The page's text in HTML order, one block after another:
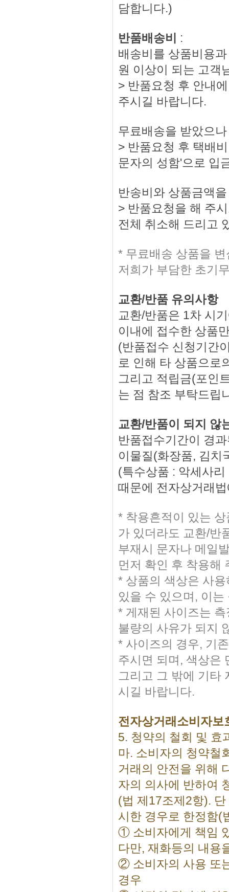
담합니다.)
반품배송비
:
배송비를 상품비용
원 이상이 되는 고객
> 반품요청 후 안내
주시길 바랍니다.
무료배송을 받았으
> 반품요청 후 택배
문자의 성함'으로 입
반송비와 상품금액
> 반품요청을 해 주
전체 취소해 드리고
* 무료배송 상품을
저희가 부담한 초기
교환/반품 유의사항
교환/반품은 1차 시
이내에 접수한 상품
(반품접수 신청기간
로 인해 타 상품으로
그리고 적립금(포인
는 점 참조 부탁드립
교환/반품이 되지 않
반품접수기간이 경
이물질(화장품, 김치
(특수상품 : 악세사
때문에 전자상거래
* 착용흔적이 있는
가 있더라도 교환/반
부재시 문자나 메일
먼저 확인 후 착용해
* 상품의 색상은 사
있을 수 있으며, 이
* 게재된 사이즈는
불량의 사유가 되지
* 사이즈의 경우, 기
주시면 되며, 색상은
그리고 그 밖에 기타
시길 바랍니다.
전자상거래소비자보
5. 청약의 철회 및 효
마. 소비자의 청약철
거래의 안전을 위해
자의 의사에 반하여
(법 제17조제2항).
시한 경우로 한정함(
① 소비자에게 책임
다만, 재화등의 내용
② 소비자의 사용 또
경우